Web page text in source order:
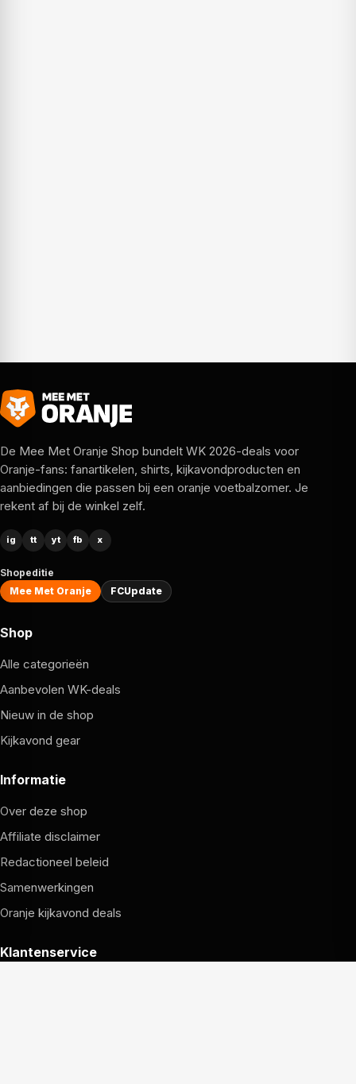
De Mee Met Oranje Shop bundelt WK 2026-deals voor
Oranje-fans: fanartikelen, shirts, kijkavondproducten en
aanbiedingen die passen bij een oranje voetbalzomer. Je
rekent af bij de winkel zelf.
ig tt yt fb x
Shopeditie
Mee Met Oranje
FCUpdate
Shop
Alle categorieën
Aanbevolen WK-deals
Nieuw in de shop
Kijkavond gear
Informatie
Over deze shop
Affiliate disclaimer
Redactioneel beleid
Samenwerkingen
Oranje kijkavond deals
Klantenservice